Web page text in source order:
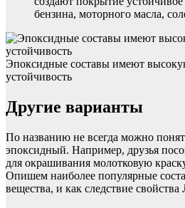
бензина, моторного масла,
Эпоксидные составы имеют
устойчивость
Другие варианты
По названию не всегда можно
эпоксидный. Например, друзья
для окрашивания молотковую
Опишем наиболее популярные
вещества, и как следствие